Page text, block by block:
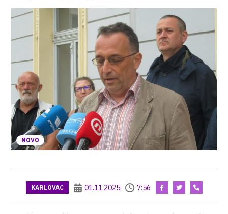
NOVO
KARLOVAC 01.11.2025 7:56